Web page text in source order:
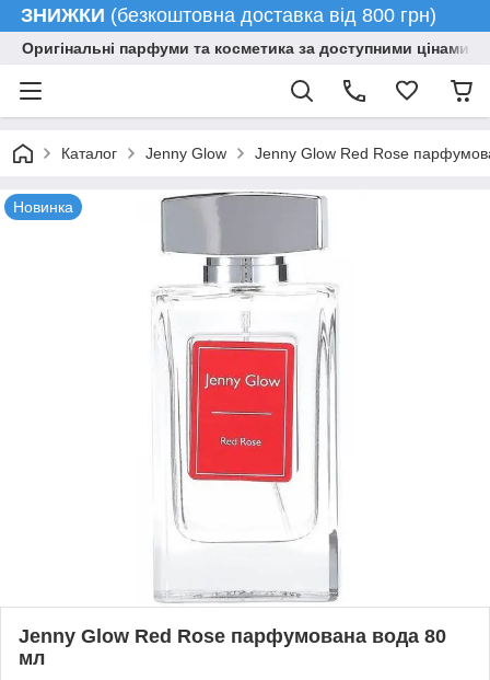
ЗНИЖКИ (безкоштовна доставка від 800 грн)
Оригінальні парфуми та косметика за доступними цінами
Каталог Jenny Glow Jenny Glow Red Rose
Новинка
Jenny Glow Red Rose парфумована вода 80
мл